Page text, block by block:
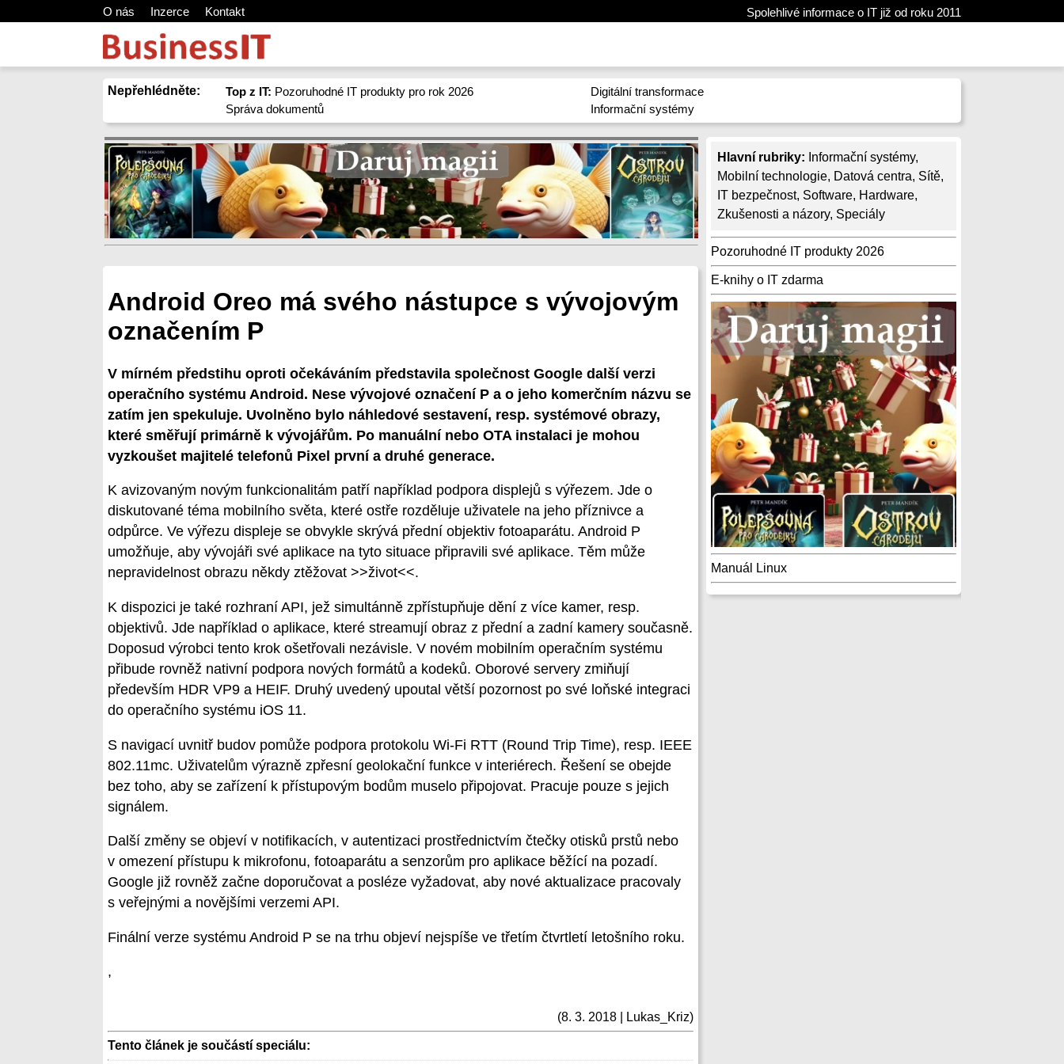
O nás Inzerce Kontakt Spolehlivé informace o IT již od roku 2011
Nepřehlédněte: Top z IT: Pozoruhodné IT produkty pro rok 2026
Správa dokumentů
Digitální transformace
Informační systémy
Hlavní rubriky: Informační systémy,
Mobilní technologie, Datová centra, Sítě,
IT bezpečnost, Software, Hardware,
Zkušenosti a názory, Speciály
Pozoruhodné IT produkty 2026
E-knihy o IT zdarma
Manuál Linux
Android Oreo má svého nástupce s vývojovým
označením P
V mírném předstihu oproti očekáváním představila společnost Google další verzi
operačního systému Android. Nese vývojové označení P a o jeho komerčním názvu se
zatím jen spekuluje. Uvolněno bylo náhledové sestavení, resp. systémové obrazy,
které směřují primárně k vývojářům. Po manuální nebo OTA instalaci je mohou
vyzkoušet majitelé telefonů Pixel první a druhé generace.
K avizovaným novým funkcionalitám patří například podpora displejů s výřezem. Jde o
diskutované téma mobilního světa, které ostře rozděluje uživatele na jeho příznivce a
odpůrce. Ve výřezu displeje se obvykle skrývá přední objektiv fotoaparátu. Android P
umožňuje, aby vývojáři své aplikace na tyto situace připravili své aplikace. Těm může
nepravidelnost obrazu někdy ztěžovat >>život<<.
K dispozici je také rozhraní API, jež simultánně zpřístupňuje dění z více kamer, resp.
objektivů. Jde například o aplikace, které streamují obraz z přední a zadní kamery současně.
Doposud výrobci tento krok ošetřovali nezávisle. V novém mobilním operačním systému
přibude rovněž nativní podpora nových formátů a kodeků. Oborové servery zmiňují
především HDR VP9 a HEIF. Druhý uvedený upoutal větší pozornost po své loňské integraci
do operačního systému iOS 11.
S navigací uvnitř budov pomůže podpora protokolu Wi-Fi RTT (Round Trip Time), resp. IEEE
802.11mc. Uživatelům výrazně zpřesní geolokační funkce v interiérech. Řešení se obejde
bez toho, aby se zařízení k přístupovým bodům muselo připojovat. Pracuje pouze s jejich
signálem.
Další změny se objeví v notifikacích, v autentizaci prostřednictvím čtečky otisků prstů nebo
v omezení přístupu k mikrofonu, fotoaparátu a senzorům pro aplikace běžící na pozadí.
Google již rovněž začne doporučovat a posléze vyžadovat, aby nové aktualizace pracovaly
s veřejnými a novějšími verzemi API.
Finální verze systému Android P se na trhu objeví nejspíše ve třetím čtvrtletí letošního roku.
,
(8. 3. 2018 | Lukas_Kriz)
Tento článek je součástí speciálu: